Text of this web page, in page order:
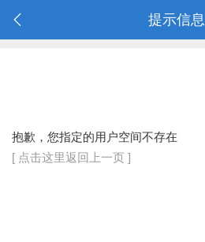
提示信息
抱歉，您指定的用户空间不存在
[ 点击这里返回上一页 ]